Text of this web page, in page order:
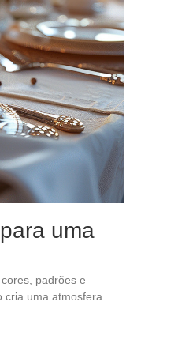
uma
padrões e
cria uma atmosfera